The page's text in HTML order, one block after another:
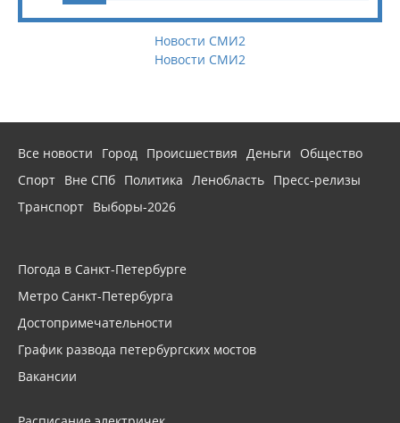
Новости СМИ2
Новости СМИ2
Все новости Город Происшествия Деньги
Общество
Спорт Вне СПб Политика Ленобласть Пресс-релизы
Транспорт Выборы-2026
Погода в Санкт-Петербурге
Метро Санкт-Петербурга
Достопримечательности
График развода петербургских мостов
Вакансии